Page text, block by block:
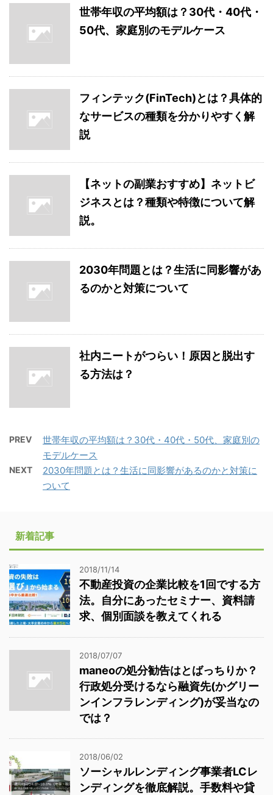
世帯年収の平均額は？30代・40代・
50代、家庭別のモデルケース
フィンテック(FinTech)とは？具体的
なサービスの種類を分かりやすく解
説
【ネットの副業おすすめ】ネットビ
ジネスとは？種類や特徴について解
説。
2030年問題とは？生活に同影響があ
るのかと対策について
社内ニートがつらい！原因と脱出す
る方法は？
PREV
世帯年収の平均額は？30代・40代・50代、家庭別の
モデルケース
NEXT
2030年問題とは？生活に同影響があるのかと対策に
ついて
新着記事
2018/11/14
不動産投資の企業比較を1回でする方
法。自分にあったセミナー、資料請
求、個別面談を教えてくれる
2018/07/07
maneoの処分勧告はとばっちりか？
行政処分受けるなら融資先(かグリー
ンインフラレンディング)が妥当なの
では？
2018/06/02
ソーシャルレンディング事業者LCレ
ンディングを徹底解説。手数料や貸